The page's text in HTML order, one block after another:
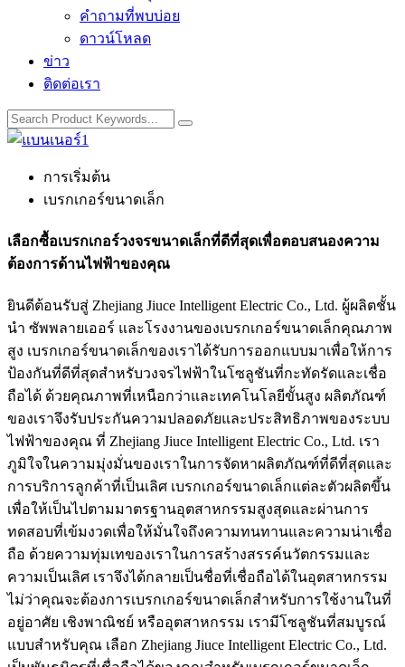
คำถามที่พบบ่อย
ดาวน์โหลด
ข่าว
ติดต่อเรา
การเริ่มต้น
เบรกเกอร์ขนาดเล็ก
เลือกซื้อเบรกเกอร์วงจรขนาดเล็กที่ดีที่สุดเพื่อตอบสนองความ
ต้องการด้านไฟฟ้าของคุณ
ยินดีต้อนรับสู่ Zhejiang Jiuce Intelligent Electric Co., Ltd. ผู้ผลิตชั้น
นำ ซัพพลายเออร์ และโรงงานของเบรกเกอร์ขนาดเล็กคุณภาพ
สูง เบรกเกอร์ขนาดเล็กของเราได้รับการออกแบบมาเพื่อให้การ
ป้องกันที่ดีที่สุดสำหรับวงจรไฟฟ้าในโซลูชันที่กะทัดรัดและเชื่อ
ถือได้ ด้วยคุณภาพที่เหนือกว่าและเทคโนโลยีขั้นสูง ผลิตภัณฑ์
ของเราจึงรับประกันความปลอดภัยและประสิทธิภาพของระบบ
ไฟฟ้าของคุณ ที่ Zhejiang Jiuce Intelligent Electric Co., Ltd. เรา
ภูมิใจในความมุ่งมั่นของเราในการจัดหาผลิตภัณฑ์ที่ดีที่สุดและ
การบริการลูกค้าที่เป็นเลิศ เบรกเกอร์ขนาดเล็กแต่ละตัวผลิตขึ้น
เพื่อให้เป็นไปตามมาตรฐานอุตสาหกรรมสูงสุดและผ่านการ
ทดสอบที่เข้มงวดเพื่อให้มั่นใจถึงความทนทานและความน่าเชื่อ
ถือ ด้วยความทุ่มเทของเราในการสร้างสรรค์นวัตกรรมและ
ความเป็นเลิศ เราจึงได้กลายเป็นชื่อที่เชื่อถือได้ในอุตสาหกรรม
ไม่ว่าคุณจะต้องการเบรกเกอร์ขนาดเล็กสำหรับการใช้งานในที่
อยู่อาศัย เชิงพาณิชย์ หรืออุตสาหกรรม เรามีโซลูชันที่สมบูรณ์
แบบสำหรับคุณ เลือก Zhejiang Jiuce Intelligent Electric Co., Ltd.